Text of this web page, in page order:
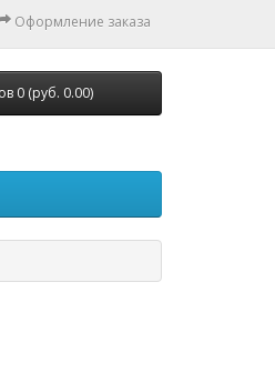
Оформление заказа
0 (руб. 0.00)